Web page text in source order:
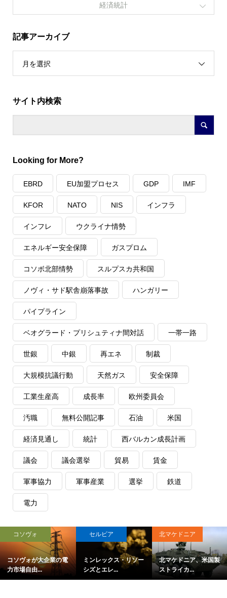
経済統計
記事アーカイブ
月を選択
サイト内検索
Looking for More?
EBRD EU加盟プロセス GDP IMF
KFOR NATO NIS インフラ
インフレ ウクライナ情勢
エネルギー安全保障 ガスプロム
コソボ北部情勢 スルプスカ共和国
ノヴィ・サド駅舎崩落事故 ハンガリー
パイプライン
ベオグラード・プリシュティナ間対話 一帯一路
世銀 中銀 再エネ 制裁
大規模抗議行動 天然ガス 安全保障
工業生産高 成長率 欧州委員会
汚職 無料公開記事 石油 米国
経済見通し 統計 西バルカン成長計画
議会 議会選挙 貿易 賃金
軍事協力 軍事産業 選挙 鉄道
電力
コソヴォ
コソヴォが大企業の電
力市場自由...
セルビア
ミンレックス・リソー
シズとエレ...
北マケドニア
北マケドニア、米国製
ストライカ...